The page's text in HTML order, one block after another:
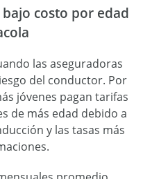
costo por edad
las aseguradoras
del conductor. Por
jóvenes pagan tarifas
de más edad debido a
y las tasas más